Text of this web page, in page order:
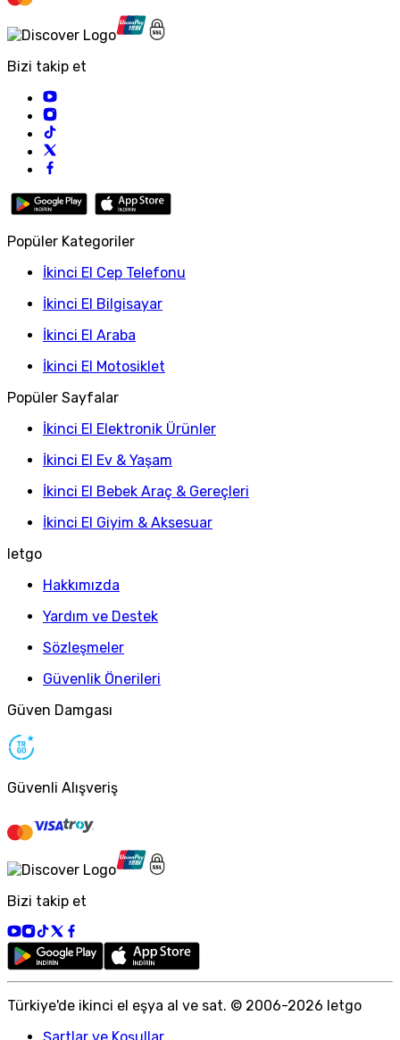
Bizi takip et
Popüler Kategoriler
İkinci El Cep Telefonu
İkinci El Bilgisayar
İkinci El Araba
İkinci El Motosiklet
Popüler Sayfalar
İkinci El Elektronik Ürünler
İkinci El Ev & Yaşam
İkinci El Bebek Araç & Gereçleri
İkinci El Giyim & Aksesuar
letgo
Hakkımızda
Yardım ve Destek
Sözleşmeler
Güvenlik Önerileri
Güven Damgası
Güvenli Alışveriş
Bizi takip et
Türkiye'de ikinci el eşya al ve sat. © 2006-2026 letgo